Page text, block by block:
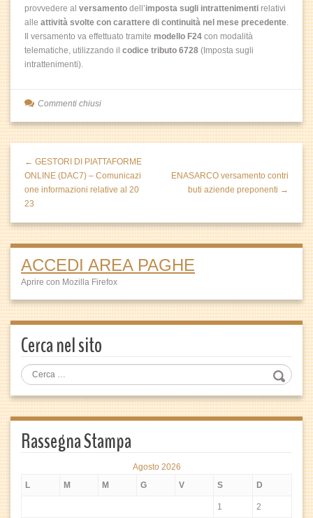
provvedere al versamento dell’imposta sugli intrattenimenti relativi
alle attività svolte con carattere di continuità nel mese precedente.
Il versamento va effettuato tramite modello F24 con modalità
telematiche, utilizzando il codice tributo 6728 (Imposta sugli
intrattenimenti).
Commenti chiusi
← GESTORI DI PIATTAFORME
ONLINE (DAC7) – Comunicazi
one informazioni relative al 20
23
ENASARCO versamento contri
buti aziende preponenti →
ACCEDI AREA PAGHE
Aprire con Mozilla Firefox
Cerca nel sito
Rassegna Stampa
Agosto 2026
L
M M G V S D
1 2